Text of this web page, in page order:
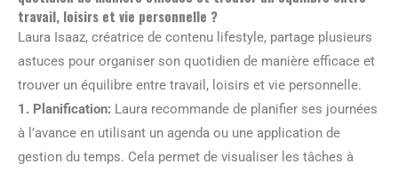
travail, loisirs et vie personnelle ?
Laura Isaaz, créatrice de contenu lifestyle, partage plusieurs
astuces pour organiser son quotidien de manière efficace et
trouver un équilibre entre travail, loisirs et vie personnelle.
1. Planification: Laura recommande de planifier ses journées
à l’avance en utilisant un agenda ou une application de
gestion du temps. Cela permet de visualiser les tâches à